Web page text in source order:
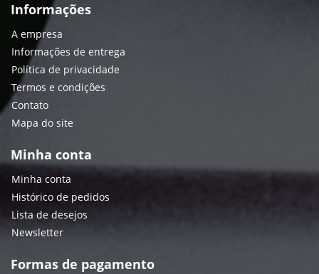
Informações
A empresa
Informações de entrega
Política de privacidade
Termos e condições
Contato
Mapa do site
Minha conta
Minha conta
Histórico de pedidos
Lista de desejos
Newsletter
Formas de pagamento